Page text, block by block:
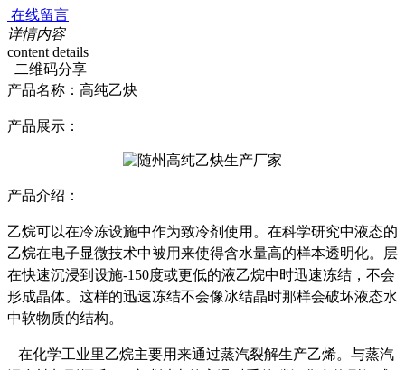
在线留言
详情内容
content details
二维码分享
产品名称： 高纯乙炔
产品展示：
产品介绍：
乙烷可以在冷冻设施中作为致冷剂使用。在科学研究中液态的
乙烷在电子显微技术中被用来使得含水量高的样本透明化。层
在快速沉浸到设施-150度或更低的液乙烷中时迅速冻结，不会
形成晶体。这样的迅速冻结不会像冰结晶时那样会破坏液态水
中软物质的结构。
在化学工业里乙烷主要用来通过蒸汽裂解生产乙烯。与蒸汽